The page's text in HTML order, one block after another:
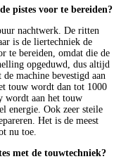
pistes voor te bereiden?
nachtwerk. De ritten
is de liertechniek de
te bereiden, omdat die de
opgeduwd, dus altijd
machine bevestigd aan
touw wordt dan tot 1000
wordt aan het touw
energie. Ook zeer steile
Het is de meest
nu toe.
met de touwtechniek?